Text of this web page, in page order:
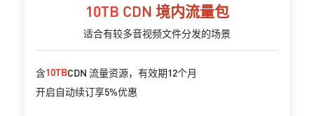
10TB CDN 境内流量包
适合有较多音视频文件分发的场景
含10TBCDN 流量资源，有效期12个月
开启自动续订享5%优惠